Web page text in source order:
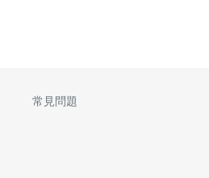
常見問題